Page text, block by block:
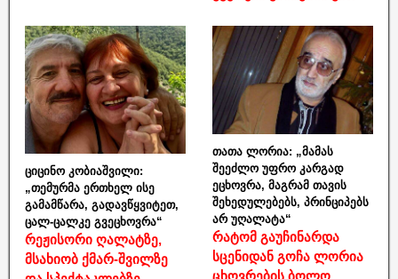
ციცინო კობიაშვილი:
„თემურმა ერთხელ ისე
გამამწარა, გადავწყვიტეთ,
ცალ-ცალკე გვეცხოვრა“
რეჟისორი ღალატზე,
მსახიობ ქმარ-შვილზე
თათა ლორია: „მამას
შეეძლო უფრო კარგად
ეცხოვრა, მაგრამ თავის
შეხედულებებს, პრინციპებს
არ უღალატა“
რატომ გაუჩინარდა
სცენიდან გოჩა ლორია
ცხოვრების ბოლო